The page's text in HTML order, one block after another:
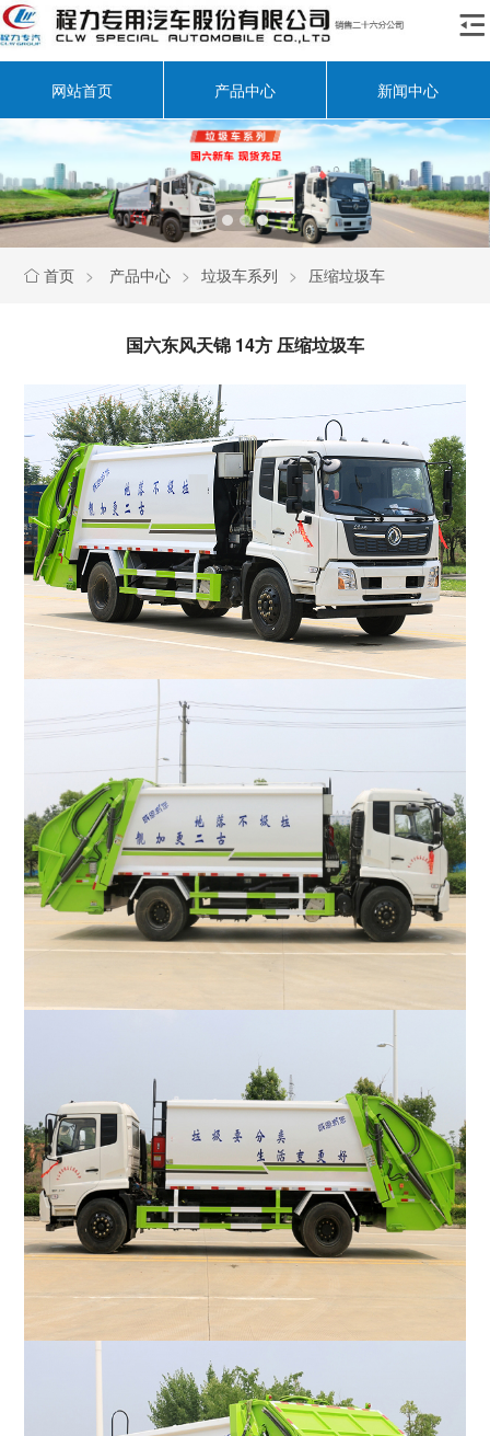

网站首页 产品中心 新闻中心
 首页 > 产品中心 > 垃圾车系列 > 压缩垃圾车
国六东风天锦 14方 压缩垃圾车